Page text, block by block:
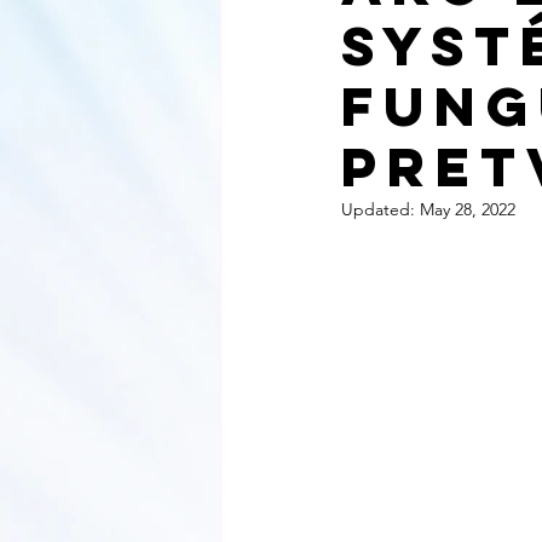
November 2022
June 2023
Updated: May 28, 2022